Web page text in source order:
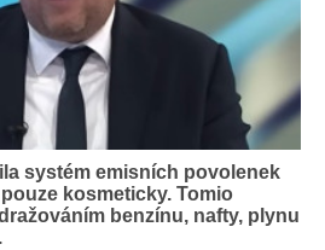
systém emisních povolenek
kosmeticky. Tomio
benzínu, nafty, plynu